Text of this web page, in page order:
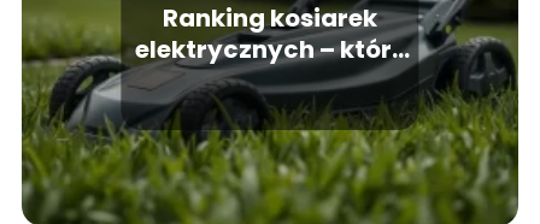
Ranking kosiarek
elektrycznych – które
modele warto kupić?